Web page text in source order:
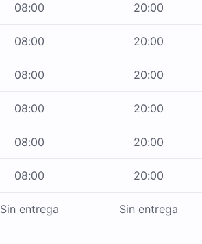
08:00 20:00
08:00 20:00
08:00 20:00
08:00 20:00
08:00 20:00
08:00 20:00
Sin entrega Sin entrega